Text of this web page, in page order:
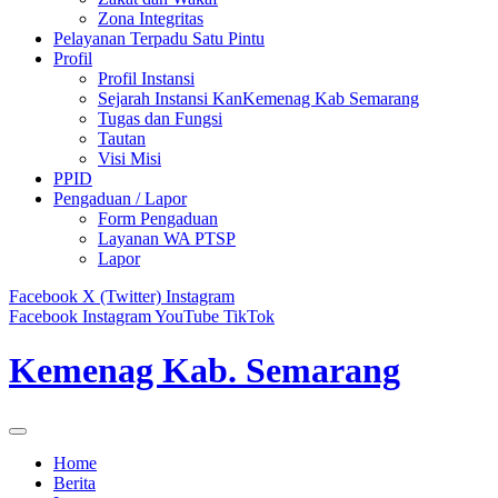
Zona Integritas
Pelayanan Terpadu Satu Pintu
Profil
Profil Instansi
Sejarah Instansi KanKemenag Kab Semarang
Tugas dan Fungsi
Tautan
Visi Misi
PPID
Pengaduan / Lapor
Form Pengaduan
Layanan WA PTSP
Lapor
Facebook X (Twitter) Instagram
Facebook InstagramYouTube TikTok
Kemenag Kab. Semarang
Home
Berita